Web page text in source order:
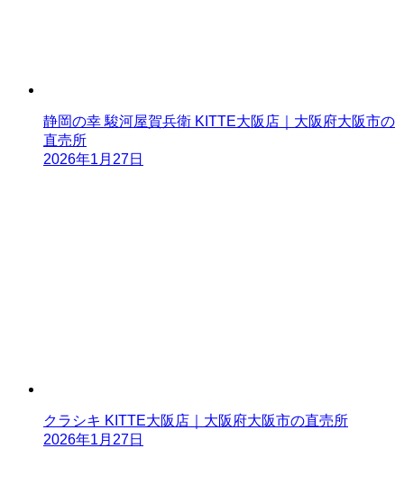
静岡の幸 駿河屋賀兵衛 KITTE大阪店｜大阪府大阪市の
直売所
2026年1月27日
クラシキ KITTE大阪店｜大阪府大阪市の直売所
2026年1月27日